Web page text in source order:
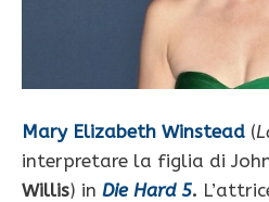
Mary Elizabeth Winstead (
interpretare la figlia di
Willis) in Die Hard 5.